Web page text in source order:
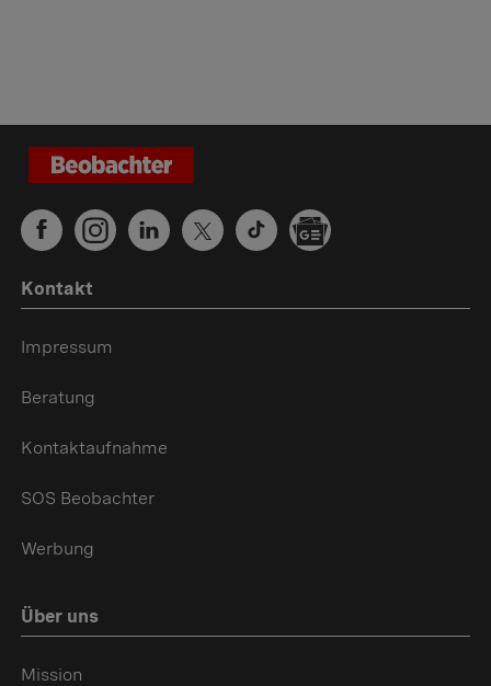
Kontakt
Impressum
Beratung
Kontaktaufnahme
SOS Beobachter
Werbung
Über uns
Mission